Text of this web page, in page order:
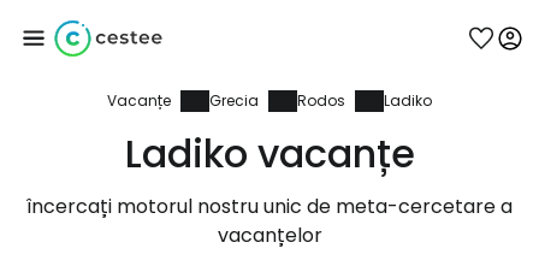
Vacanțe Grecia Rodos Ladiko
Ladiko vacanțe
încercați motorul nostru unic de meta-cercetare a
vacanțelor
Conectați-vă la
Cestee
... comunitatea mondială a călătorilor